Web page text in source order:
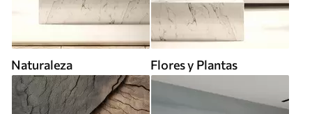
Naturaleza Flores y Plantas